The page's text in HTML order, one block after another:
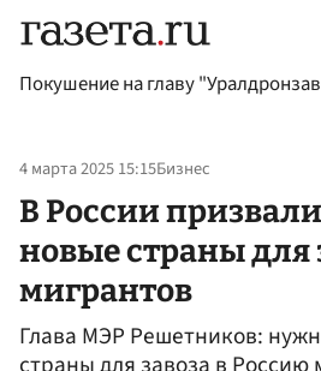
Покушение на главу
4 марта 2025 15:15Бизнес
В России
новые страны для
мигрантов
Глава МЭР Решетников: